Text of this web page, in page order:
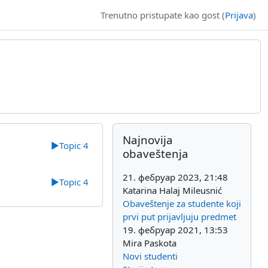
Trenutno pristupate kao gost (Prijava)
▶︎Topic 4
▶︎Topic 4
Dodatni blokovi
Preskoči Najnovija obaveštenja
Najnovija
obaveštenja
21. фебруар 2023, 21:48
Katarina Halaj Mileusnić
Obaveštenje za studente koji
prvi put prijavljuju predmet
19. фебруар 2021, 13:53
Mira Paskota
Novi studenti